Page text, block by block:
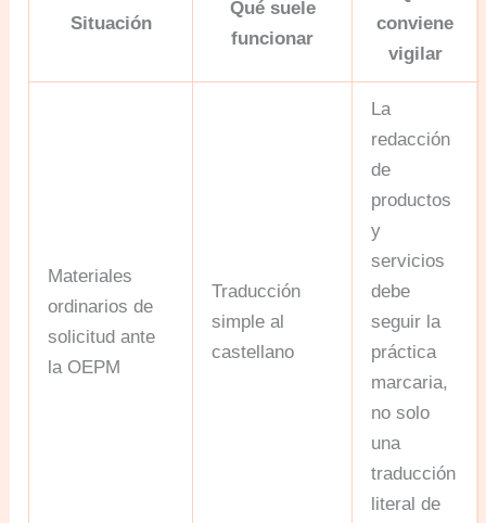
Situación
Qué suele
funcionar
conviene
vigilar
Materiales
ordinarios de
solicitud ante
la OEPM
Traducción
simple al
castellano
La
redacción
de
productos
y
servicios
debe
seguir la
práctica
marcaria,
no solo
una
traducción
literal de